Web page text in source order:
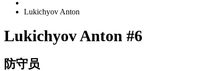
Lukichyov Anton
Lukichyov Anton #6
防守员